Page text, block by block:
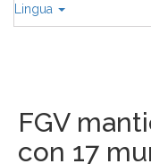
Lingua
FGV
con 17